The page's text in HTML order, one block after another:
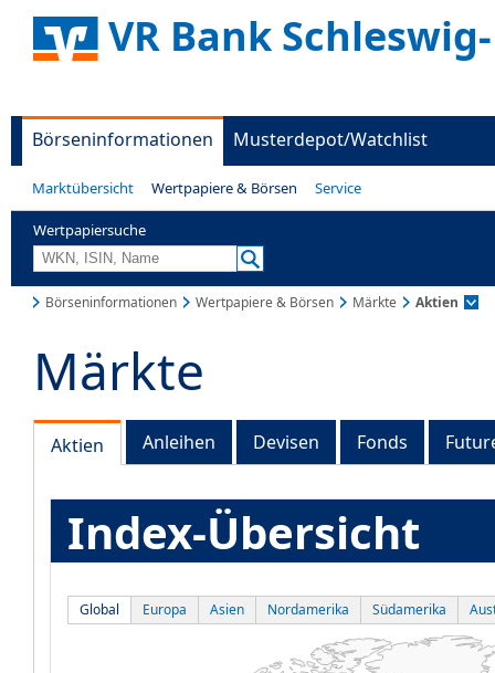
VR Bank
Börseninformationen Musterdepot/Watchlist
Marktübersicht Wertpapiere & Börsen Service
Wertpapiersuche
Börseninformationen Wertpapiere & Börsen Märkte Aktien
Märkte
Aktien Anleihen Devisen Fonds
Index-Übersicht
Global Europa Asien Nordamerika Südamerika